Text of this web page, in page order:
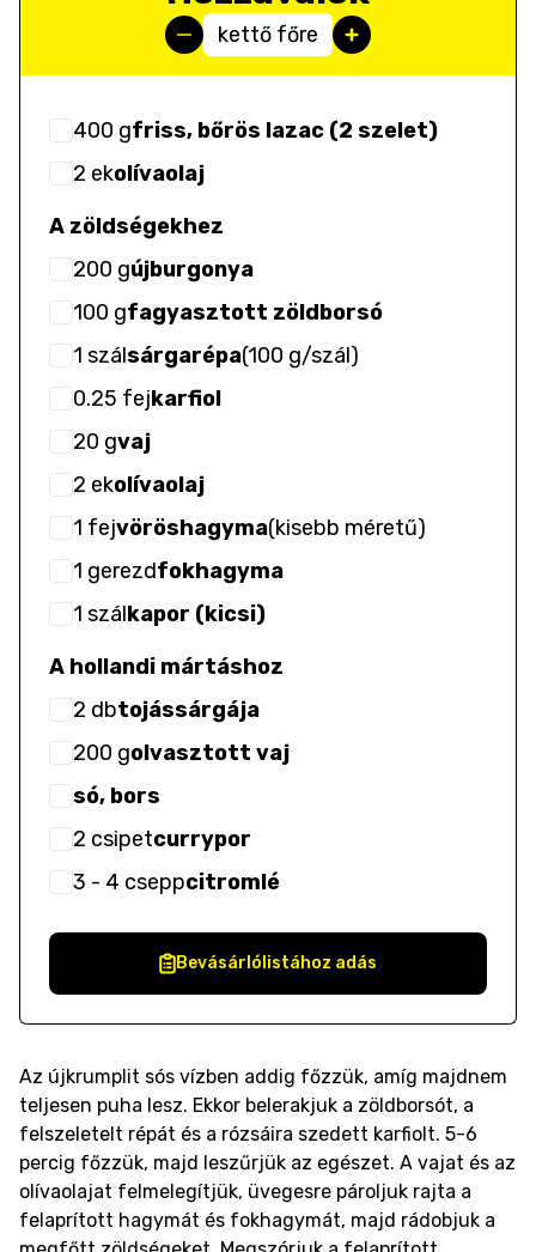
kettő főre
400 gfriss, bőrös lazac (2 szelet)
2 ekolívaolaj
A zöldségekhez
200 gújburgonya
100 gfagyasztott zöldborsó
1 szálsárgarépa(100 g/szál)
0.25 fejkarfiol
20 gvaj
2 ekolívaolaj
1 fejvöröshagyma(kisebb méretű)
1 gerezdfokhagyma
1 szálkapor (kicsi)
A hollandi mártáshoz
2 dbtojássárgája
200 golvasztott vaj
só, bors
2 csipetcurrypor
3 - 4 cseppcitromlé
Bevásárlólistához adás
Az újkrumplit sós vízben addig főzzük, amíg majdnem
teljesen puha lesz. Ekkor belerakjuk a zöldborsót, a
felszeletelt répát és a rózsáira szedett karfiolt. 5-6
percig főzzük, majd leszűrjük az egészet. A vajat és az
olívaolajat felmelegítjük, üvegesre pároljuk rajta a
felaprított hagymát és fokhagymát, majd rádobjuk a